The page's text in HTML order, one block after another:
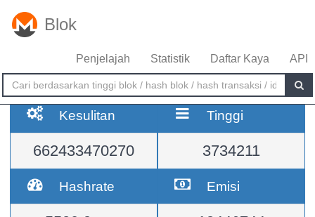
Blok
Penjelajah Statistik Daftar Kaya API
Kesulitan
662433470270
Tinggi
3734211
Hashrate Emisi